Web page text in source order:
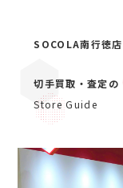
SOCOLA南行徳
切手買取・査定の
Store Guide